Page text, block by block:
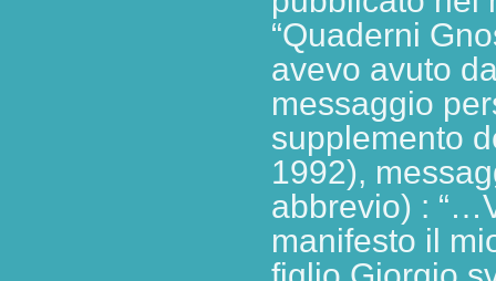
“Quaderni
avevo avuto
messaggio
supplemento
1992),
abbrevio) :
manifesto il